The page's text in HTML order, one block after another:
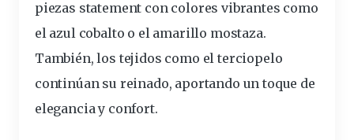
piezas statement con colores vibrantes como
el azul cobalto o el amarillo mostaza.
También, los tejidos como el terciopelo
continúan su reinado, aportando un toque de
elegancia y confort.